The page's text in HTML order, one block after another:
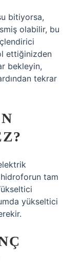
bitiyorsa,
olabilir, bu
ettiğinizden
bekleyin,
tekrar
tam
yükseltici